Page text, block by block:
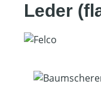
Leder
Bildergalerie